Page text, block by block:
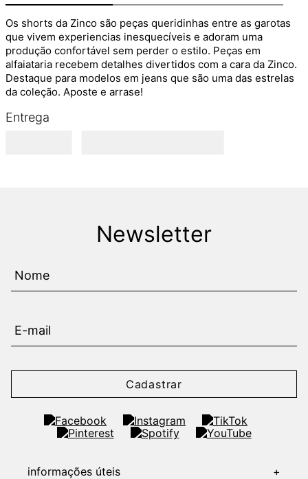
Os shorts da Zinco são peças queridinhas entre as garotas
que vivem experiencias inesquecíveis e adoram uma
produção confortável sem perder o estilo. Peças em
alfaiataria recebem detalhes divertidos com a cara da Zinco.
Destaque para modelos em jeans que são uma das estrelas
da coleção. Aposte e arrase!
Entrega
Newsletter
Cadastrar
informações úteis
+